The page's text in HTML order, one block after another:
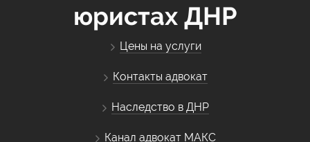
юристах ДНР
Цены на услуги
Контакты адвокат
Наследство в ДНР
Канал адвокат МАКС